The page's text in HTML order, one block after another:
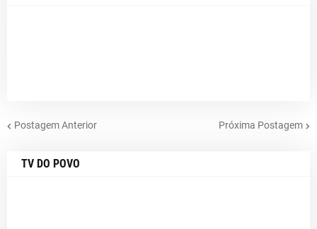
Postagem Anterior Próxima Postagem
TV DO POVO